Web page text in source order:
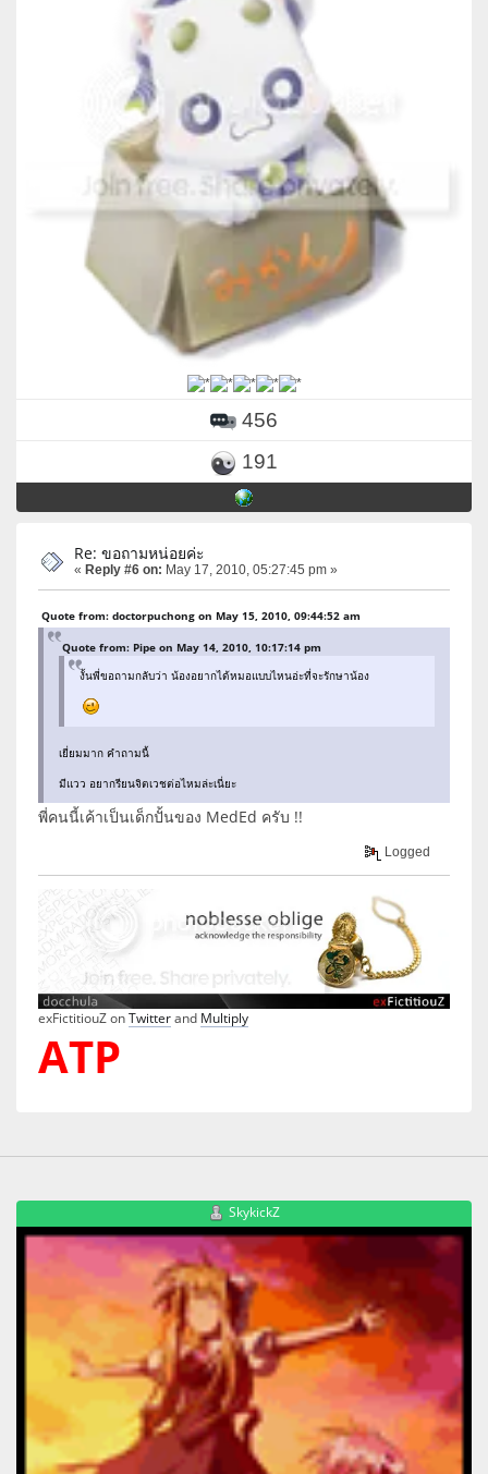
456
191
Re: ขอถามหน่อยค่ะ
« Reply #6 on: May 17, 2010, 05:27:45 pm »
Quote from: doctorpuchong on May 15, 2010, 09:44:52 am
Quote from: Pipe on May 14, 2010, 10:17:14 pm
งั้นพี่ขอถามกลับว่า น้องอยากได้หมอแบบไหนอ่ะที่จะรักษาน้อง
เยี่ยมมาก คำถามนี้
มีแวว อยากรียนจิตเวชต่อไหมล่ะเนี่ยะ
พี่คนนี้เค้าเป็นเด็กปั้นของ MedEd ครับ !!
Logged
exFictitiouZ onTwitterand Multiply
ATP
SkykickZ